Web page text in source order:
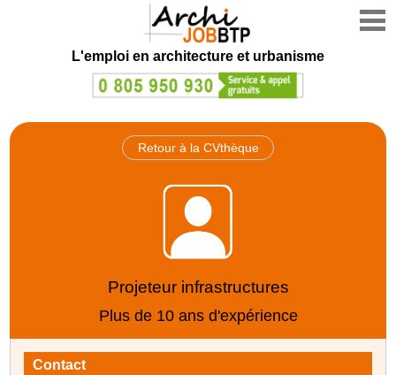
L'emploi en architecture et urbanisme
Retour à la CVthèque
Projeteur infrastructures
Plus de 10 ans d'expérience
Contact